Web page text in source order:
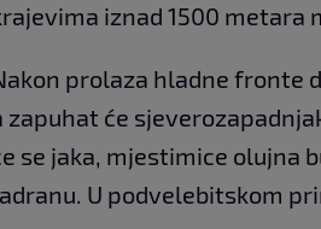
iznad 1500 metara
prolaza hladne fronte
zapuhat će
se jaka, mjestimice olujna
U podvelebitskom